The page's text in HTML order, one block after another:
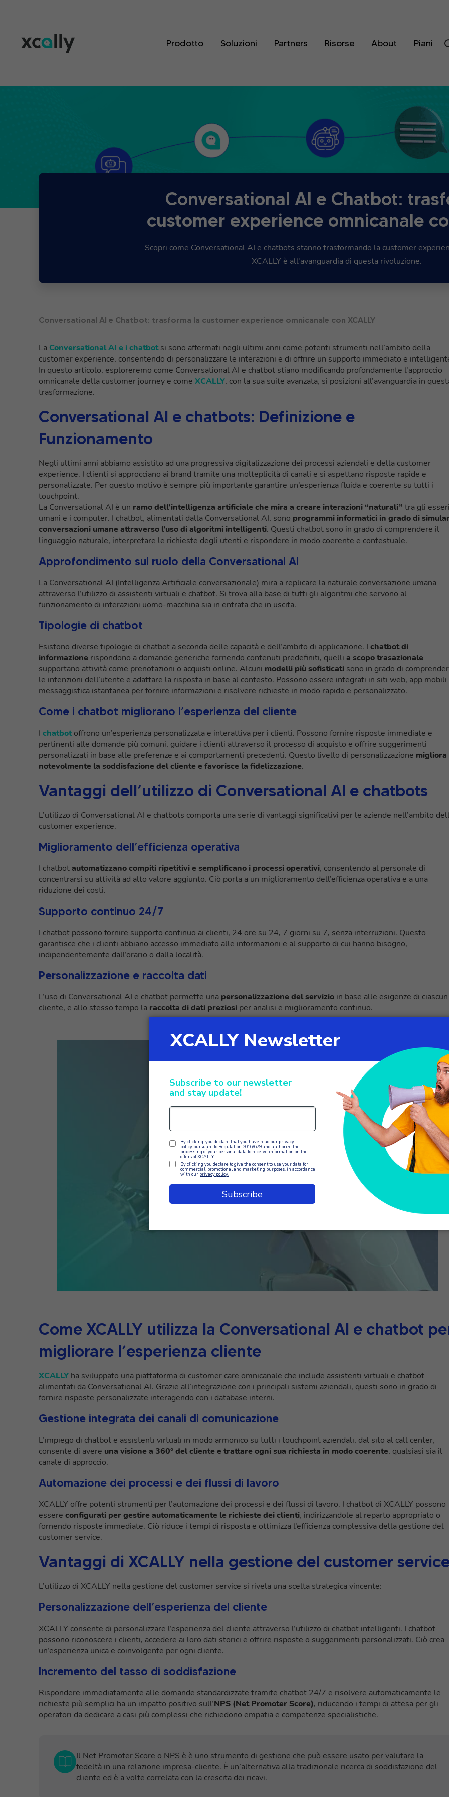
Prodotto Soluzioni Partners Risorse About Piani
Conversational AI e Chatbot:
customer experience omnicanale
Scopri come Conversational AI e chatbots stanno trasformando la customer
XCALLY è all'avanguardia di questa rivoluzione.
Conversational AI e Chatbot: trasforma la customer experience omnicanale con XCALLY
La Conversational AI e i chatbotsi sono affermati negli ultimi anni come potenti strumenti nell’ambito della
customer experience, consentendo di personalizzare le interazioni e di offrire un supporto immediato e
In questo articolo, esploreremo come Conversational AI e chatbot stiano modificando profondamente l’approccio
omnicanale della customer journey e come XCALLY, con la sua suite avanzata, si posizioni all’avanguardia in
trasformazione.
Conversational AI e chatbots: Definizione e
Funzionamento
Negli ultimi anni abbiamo assistito ad una progressiva digitalizzazione dei processi aziendali e della customer
experience. I clienti si approcciano ai brand tramite una molteplicità di canali e si aspettano risposte rapide e
personalizzate. Per questo motivo è sempre più importante garantire un’esperienza fluida e coerente su tutti i
touchpoint.
La Conversational AI è un ramo dell’intelligenza artificiale che mira a creare interazioni “naturali” tra gli
umani e i computer. I chatbot, alimentati dalla Conversational AI, sono programmi informatici in grado di
conversazioni umane attraverso l’uso di algoritmi intelligenti. Questi chatbot sono in grado di comprendere il
linguaggio naturale, interpretare le richieste degli utenti e rispondere in modo coerente e contestuale.
Approfondimento sul ruolo della Conversational AI
La Conversational AI (Intelligenza Artificiale conversazionale) mira a replicare la naturale conversazione umana
attraverso l’utilizzo di assistenti virtuali e chatbot. Si trova alla base di tutti gli algoritmi che servono al
funzionamento di interazioni uomo-macchina sia in entrata che in uscita.
Tipologie di chatbot
Esistono diverse tipologie di chatbot a seconda delle capacità e dell’ambito di applicazione. I chatbot di
informazione rispondono a domande generiche fornendo contenuti predefiniti, quelli a scopo trasazionale
supportano attività come prenotazioni o acquisti online. Alcuni modelli più sofisticati sono in grado di
le intenzioni dell’utente e adattare la risposta in base al contesto. Possono essere integrati in siti web, app mobili
messaggistica istantanea per fornire informazioni e risolvere richieste in modo rapido e personalizzato.
Come i chatbot migliorano l’esperienza del cliente
I chatbot offrono un’esperienza personalizzata e interattiva per i clienti. Possono fornire risposte immediate e
pertinenti alle domande più comuni, guidare i clienti attraverso il processo di acquisto e offrire suggerimenti
personalizzati in base alle preferenze e ai comportamenti precedenti. Questo livello di personalizzazione migliora
notevolmente la soddisfazione del cliente e favorisce la fidelizzazione.
Vantaggi dell’utilizzo di Conversational AI e chatbots
L’utilizzo di Conversational AI e chatbots comporta una serie di vantaggi significativi per le aziende nell’ambito
customer experience.
Miglioramento dell’efficienza operativa
I chatbotautomatizzano compiti ripetitivi e semplificano i processi operativi, consentendo al personale di
concentrarsi su attività ad alto valore aggiunto. Ciò porta a un miglioramento dell’efficienza operativa e a una
riduzione dei costi.
Supporto continuo 24/7
I chatbot possono fornire supporto continuo ai clienti, 24 ore su 24, 7 giorni su 7, senza interruzioni. Questo
garantisce che i clienti abbiano accesso immediato alle informazioni e al supporto di cui hanno bisogno,
indipendentemente dall’orario o dalla località.
Personalizzazione e raccolta dati
L’uso di Conversational AI e chatbot permette una personalizzazione del servizio in base alle esigenze di ciascun
cliente, e allo stesso tempo la raccolta di dati preziosi per analisi e miglioramento continuo.
Come XCALLY utilizza la Conversational AI e chatbot
migliorare l’esperienza cliente
XCALLY ha sviluppato una piattaforma di customer care omnicanale che include assistenti virtuali e chatbot
alimentati da Conversational AI. Grazie all’integrazione con i principali sistemi aziendali, questi sono in grado di
fornire risposte personalizzate interagendo con i database interni.
Gestione integrata dei canali di comunicazione
L’impiego di chatbot e assistenti virtuali in modo armonico su tutti i touchpoint aziendali, dal sito al call center,
consente di avere una visione a 360° del cliente e trattare ogni sua richiesta in modo coerente, qualsiasi sia il
canale di approccio.
Automazione dei processi e dei flussi di lavoro
XCALLY offre potenti strumenti per l’automazione dei processi e dei flussi di lavoro. I chatbot di XCALLY possono
essere configurati per gestire automaticamente le richieste dei clienti, indirizzandole al reparto appropriato o
fornendo risposte immediate. Ciò riduce i tempi di risposta e ottimizza l’efficienza complessiva della gestione del
customer service.
Vantaggi di XCALLY nella gestione del customer
L’utilizzo di XCALLY nella gestione del customer service si rivela una scelta strategica vincente:
Personalizzazione dell’esperienza del cliente
XCALLY consente di personalizzare l’esperienza del cliente attraverso l’utilizzo di chatbot intelligenti. I chatbot
possono riconoscere i clienti, accedere ai loro dati storici e offrire risposte o suggerimenti personalizzati. Ciò crea
un’esperienza unica e coinvolgente per ogni cliente.
Incremento del tasso di soddisfazione
Rispondere immediatamente alle domande standardizzate tramite chatbot 24/7 e risolvere automaticamente le
richieste più semplici ha un impatto positivo sull’NPS (Net Promoter Score), riducendo i tempi di attesa per gli
operatori da dedicare a casi più complessi che richiedono empatia e competenze specialistiche.
Il Net Promoter Score o NPS è è uno strumento di gestione che può essere usato per valutare la
fedeltà in una relazione impresa-cliente. È un’alternativa alla tradizionale ricerca di soddisfazione del
cliente ed è a volte correlata con la crescita dei ricavi.